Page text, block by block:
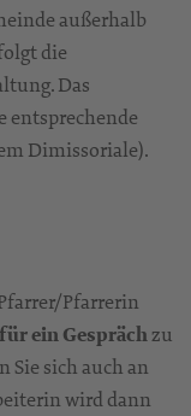
außerhalb
die
Das
entsprechende
Dimissoriale).
Pfarrerin
ein Gesprächzu
Sie sich auch an
wird dann